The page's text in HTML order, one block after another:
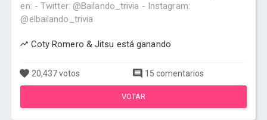
en: - Twitter: @Bailando_trivia - Instagram:
@elbailando_trivia
Coty Romero & Jitsu está ganando
20,437 votos 15 comentarios
VOTAR